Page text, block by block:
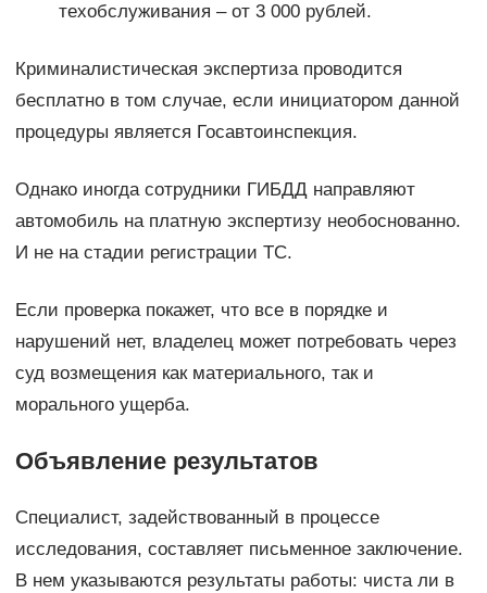
техобслуживания – от 3 000 рублей.
Криминалистическая экспертиза проводится
бесплатно в том случае, если инициатором данной
процедуры является Госавтоинспекция.
Однако иногда сотрудники ГИБДД направляют
автомобиль на платную экспертизу необоснованно.
И не на стадии регистрации ТС.
Если проверка покажет, что все в порядке и
нарушений нет, владелец может потребовать через
суд возмещения как материального, так и
морального ущерба.
Объявление результатов
Специалист, задействованный в процессе
исследования, составляет письменное заключение.
В нем указываются результаты работы: чиста ли в